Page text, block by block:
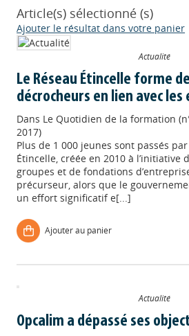
Article(s) sélectionné (s)
Ajouter le résultat dans votre panier
Actualité
Le Réseau Étincelle forme
décrocheurs en lien avec
Dans Le Quotidien de la formation
2017)
Plus de 1 000 jeunes sont passés par
Étincelle, créée en 2010 à l’initiative
groupes et de fondations
précurseur, alors que le
un effort significatif e[...]
Ajouter au panier
Actualité
Opcalim a dépassé ses